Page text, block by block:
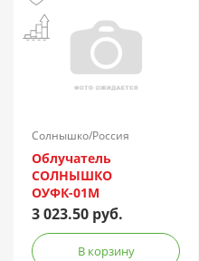
Солнышко/Россия
Облучатель
СОЛНЫШКО
ОУФК-01М
3 023.50 руб.
В корзину